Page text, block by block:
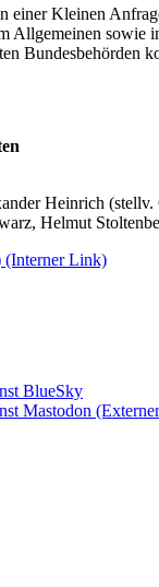
einer Kleinen
sowie
Bundesbehörden
Heinrich
Helmut
(Interner Link)
BlueSky
Mastodon